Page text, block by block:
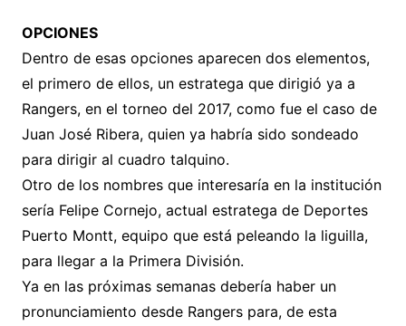
OPCIONES
Dentro de esas opciones aparecen dos elementos,
el primero de ellos, un estratega que dirigió ya a
Rangers, en el torneo del 2017, como fue el caso de
Juan José Ribera, quien ya habría sido sondeado
para dirigir al cuadro talquino.
Otro de los nombres que interesaría en la institución
sería Felipe Cornejo, actual estratega de Deportes
Puerto Montt, equipo que está peleando la liguilla,
para llegar a la Primera División.
Ya en las próximas semanas debería haber un
pronunciamiento desde Rangers para, de esta